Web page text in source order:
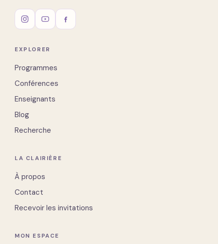
EXPLORER
Programmes
Conférences
Enseignants
Blog
Recherche
LA CLAIRIÈRE
À propos
Contact
Recevoir les invitations
MON ESPACE